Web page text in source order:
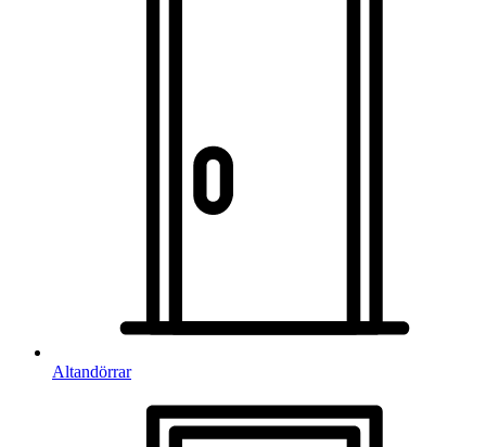
Altandörrar